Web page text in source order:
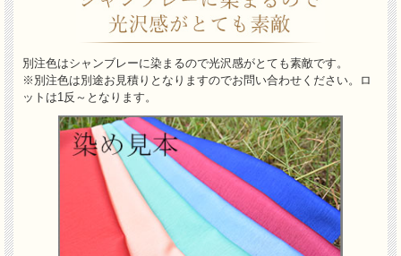
別注色はシャンブレーに染まるので光沢感がとても素敵です。
※別注色は別途お見積りとなりますのでお問い合わせください。ロ
ットは1反～となります。